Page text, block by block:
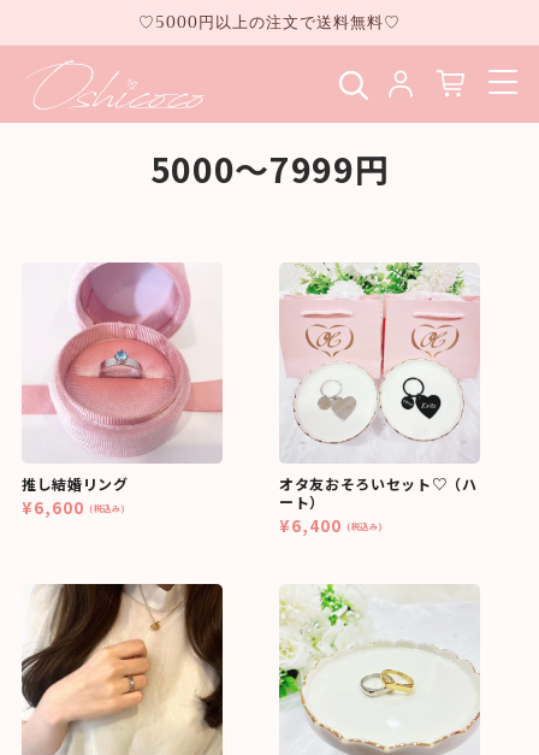
進む
♡5000円以上の注文で送料無料♡
5000～7999円
推し結婚リング
¥6,600 (税込み)
オタ友おそろいセット♡（ハ
ート）
¥6,400 (税込み)